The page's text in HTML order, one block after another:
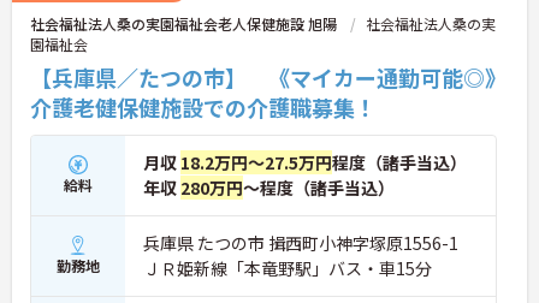
社会福祉法人桑の実園福祉会老人保健施設 旭陽
社会福祉法人桑の実
園福祉会
【兵庫県／たつの市】 《マイカー通勤可能◎》
介護老健保健施設での介護職募集！
給料
月収 18.2万円～27.5万円程度（諸手当込）
年収 280万円～程度（諸手当込）
勤務地
兵庫県 たつの市 揖西町小神字塚原1556-1
ＪＲ姫新線「本竜野駅」バス・車15分